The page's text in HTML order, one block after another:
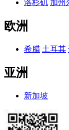
洛杉矶 加州
欧洲
希腊 土耳其
亚洲
新加坡